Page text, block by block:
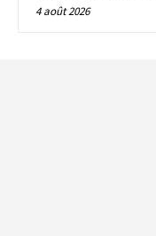
4 août 2026